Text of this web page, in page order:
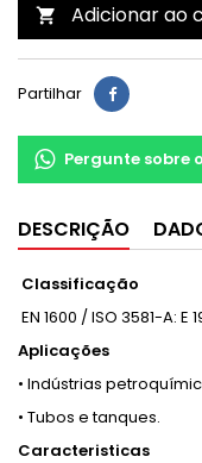
 Adicionar ao
Partilhar
Pergunte sobre
DESCRIÇÃO
Classificação
EN 1600 / ISO 3581-A: E
Aplicações
• Indústrias
• Tubos e tanques.
Caracteristicas